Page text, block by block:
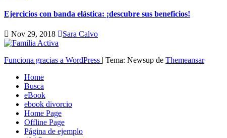
Ejercicios con banda elástica: ¡descubre sus beneficios!
Nov 29, 2018 Sara Calvo
Funciona gracias a WordPress | Tema: Newsup de Themeansar
Home
Busca
eBook
ebook divorcio
Home Page
Offline Page
Página de ejemplo